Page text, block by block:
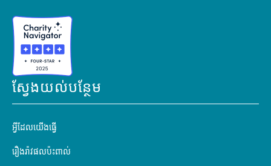
ស្វែងយល់បន្ថែម
អ្វីដែលយើងធ្វើ
រឿងរ៉ាវផលប៉ះពាល់